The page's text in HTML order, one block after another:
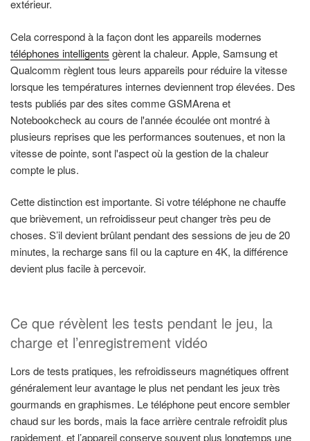
extérieur.
Cela correspond à la façon dont les appareils modernes
téléphones intelligents gèrent la chaleur. Apple, Samsung et
Qualcomm règlent tous leurs appareils pour réduire la vitesse
lorsque les températures internes deviennent trop élevées. Des
tests publiés par des sites comme GSMArena et
Notebookcheck au cours de l'année écoulée ont montré à
plusieurs reprises que les performances soutenues, et non la
vitesse de pointe, sont l'aspect où la gestion de la chaleur
compte le plus.
Cette distinction est importante. Si votre téléphone ne chauffe
que brièvement, un refroidisseur peut changer très peu de
choses. S’il devient brûlant pendant des sessions de jeu de 20
minutes, la recharge sans fil ou la capture en 4K, la différence
devient plus facile à percevoir.
Ce que révèlent les tests pendant le jeu, la
charge et l’enregistrement vidéo
Lors de tests pratiques, les refroidisseurs magnétiques offrent
généralement leur avantage le plus net pendant les jeux très
gourmands en graphismes. Le téléphone peut encore sembler
chaud sur les bords, mais la face arrière centrale refroidit plus
rapidement, et l’appareil conserve souvent plus longtemps une